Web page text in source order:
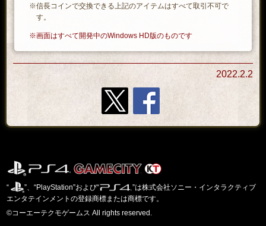
※信長コインで交換できる上記のアイテムはすべて取引不可で
す。
※画面はすべて開発中のWindows HD版のものです
2022.2.2
“ ”、“PlayStation”および“
”は株式会社ソニー・インタラクティブ
エンタテインメントの登録商標または商標です。
©コーエーテクモゲームス All rights reserved.